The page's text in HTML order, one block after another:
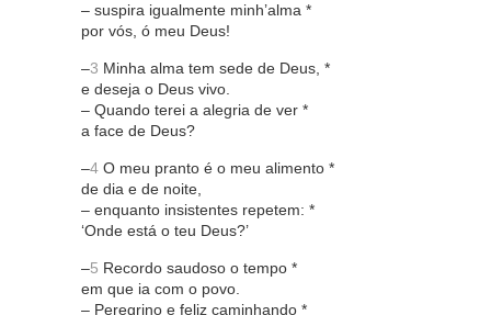
– suspira igualmente minh’alma *
por vós, ó meu Deus!
–3 Minha alma tem sede de Deus, *
e deseja o Deus vivo.
– Quando terei a alegria de ver *
a face de Deus?
–4 O meu pranto é o meu alimento *
de dia e de noite,
– enquanto insistentes repetem: *
‘Onde está o teu Deus?’
–5 Recordo saudoso o tempo *
em que ia com o povo.
– Peregrino e feliz caminhando *